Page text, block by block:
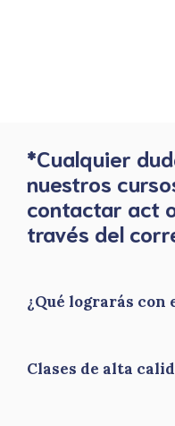
*Cualquier
nuestros
contactar act
través del
¿Qué lograrás con
Clases de alta